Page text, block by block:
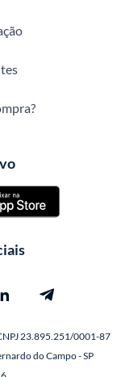
23.895.251/0001-87
do Campo - SP